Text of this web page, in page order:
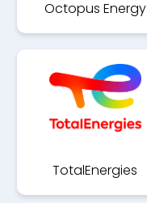
Octopus Energy
TotalEnergies